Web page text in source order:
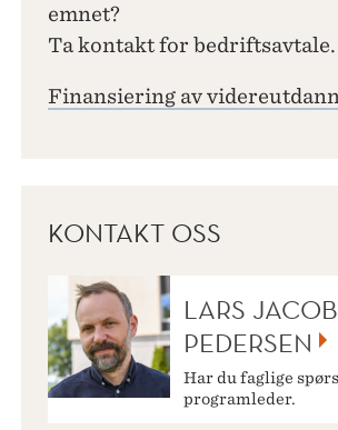
emnet?
Ta kontakt for bedriftsavtale.
Finansiering av
KONTAKT OSS
LARS
PEDERSEN
Har du faglige
programleder.